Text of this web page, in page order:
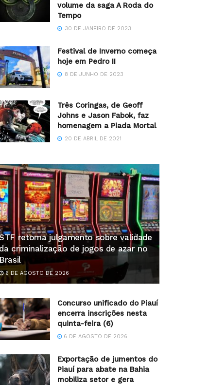
volume da saga A Roda do
Tempo
30 DE JANEIRO DE 2023
Festival de Inverno começa
hoje em Pedro II
8 DE JUNHO DE 2023
Três Coringas, de Geoff
Johns e Jason Fabok, faz
homenagem a Piada Mortal
20 DE ABRIL DE 2021
retoma julgamento sobre validade
da criminalização de jogos de azar no
Brasil
6 DE AGOSTO DE 2026
Concurso unificado do Piauí
encerra inscrições nesta
quinta-feira (6)
6 DE AGOSTO DE 2026
Exportação de jumentos do
Piauí para abate na Bahia
mobiliza setor e gera